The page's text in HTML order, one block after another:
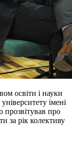
освіти і науки
імені
про
за рік колективу